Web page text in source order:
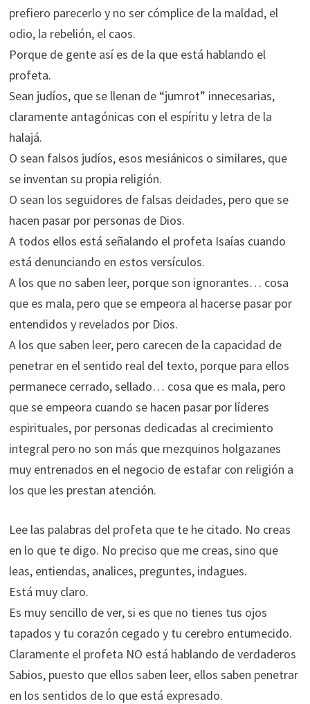
prefiero parecerlo y no ser cómplice de la maldad, el
odio, la rebelión, el caos.
Porque de gente así es de la que está hablando el
profeta.
Sean judíos, que se llenan de “jumrot” innecesarias,
claramente antagónicas con el espíritu y letra de la
halajá.
O sean falsos judíos, esos mesiánicos o similares, que
se inventan su propia religión.
O sean los seguidores de falsas deidades, pero que se
hacen pasar por personas de Dios.
A todos ellos está señalando el profeta Isaías cuando
está denunciando en estos versículos.
A los que no saben leer, porque son ignorantes… cosa
que es mala, pero que se empeora al hacerse pasar por
entendidos y revelados por Dios.
A los que saben leer, pero carecen de la capacidad de
penetrar en el sentido real del texto, porque para ellos
permanece cerrado, sellado… cosa que es mala, pero
que se empeora cuando se hacen pasar por líderes
espirituales, por personas dedicadas al crecimiento
integral pero no son más que mezquinos holgazanes
muy entrenados en el negocio de estafar con religión a
los que les prestan atención.
Lee las palabras del profeta que te he citado. No creas
en lo que te digo. No preciso que me creas, sino que
leas, entiendas, analices, preguntes, indagues.
Está muy claro.
Es muy sencillo de ver, si es que no tienes tus ojos
tapados y tu corazón cegado y tu cerebro entumecido.
Claramente el profeta NO está hablando de verdaderos
Sabios, puesto que ellos saben leer, ellos saben penetrar
en los sentidos de lo que está expresado.